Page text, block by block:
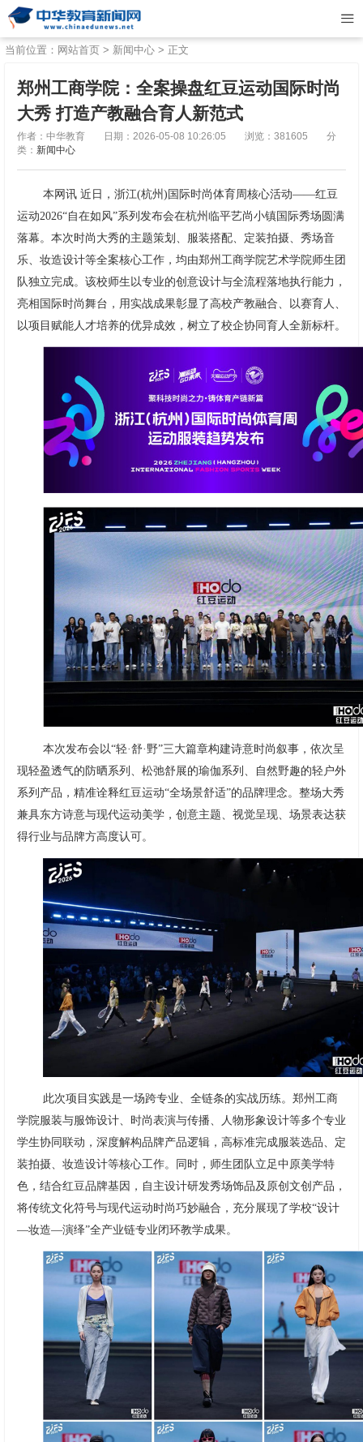
当前位置： 网站首页 > 新闻中心 > 正文
郑州工商学院：全案操盘红豆运动国际时尚
大秀 打造产教融合育人新范式
作者：中华教育 日期：2026-05-08 10:26:05 浏览：381605
分
类： 新闻中心
本网讯 近日，浙江(杭州)国际时尚体育周核心活动——红豆
运动2026“自在如风”系列发布会在杭州临平艺尚小镇国际秀场圆满
落幕。本次时尚大秀的主题策划、服装搭配、定装拍摄、秀场音
乐、妆造设计等全案核心工作，均由郑州工商学院艺术学院师生团
队独立完成。该校师生以专业的创意设计与全流程落地执行能力，
亮相国际时尚舞台，用实战成果彰显了高校产教融合、以赛育人、
以项目赋能人才培养的优异成效，树立了校企协同育人全新标杆。
本次发布会以“轻·舒·野”三大篇章构建诗意时尚叙事，依次呈
现轻盈透气的防晒系列、松弛舒展的瑜伽系列、自然野趣的轻户外
系列产品，精准诠释红豆运动“全场景舒适”的品牌理念。整场大秀
兼具东方诗意与现代运动美学，创意主题、视觉呈现、场景表达获
得行业与品牌方高度认可。
此次项目实践是一场跨专业、全链条的实战历练。郑州工商
学院服装与服饰设计、时尚表演与传播、人物形象设计等多个专业
学生协同联动，深度解构品牌产品逻辑，高标准完成服装选品、定
装拍摄、妆造设计等核心工作。同时，师生团队立足中原美学特
色，结合红豆品牌基因，自主设计研发秀场饰品及原创文创产品，
将传统文化符号与现代运动时尚巧妙融合，充分展现了学校“设计
—妆造—演绎”全产业链专业闭环教学成果。